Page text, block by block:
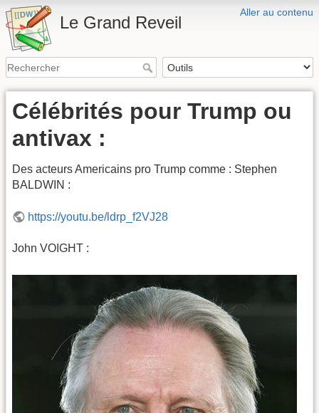
Aller au contenu
Le Grand Reveil
Célébrités pour Trump ou
antivax :
Des acteurs Americains pro Trump comme : Stephen
BALDWIN :
https://youtu.be/ldrp_f2VJ28
John VOIGHT :